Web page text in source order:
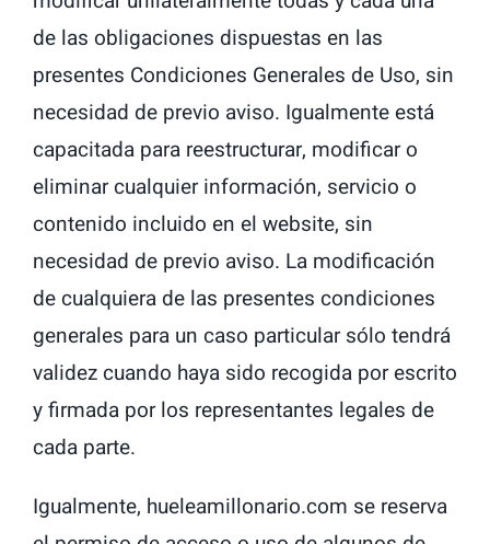
de las obligaciones dispuestas en las
presentes Condiciones Generales de Uso, sin
necesidad de previo aviso. Igualmente está
capacitada para reestructurar, modificar o
eliminar cualquier información, servicio o
contenido incluido en el website, sin
necesidad de previo aviso. La modificación
de cualquiera de las presentes condiciones
generales para un caso particular sólo tendrá
validez cuando haya sido recogida por escrito
y firmada por los representantes legales de
cada parte.
Igualmente, hueleamillonario.com se reserva